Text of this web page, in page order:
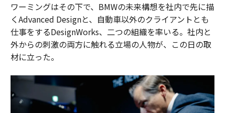
ワーミングはその下で、BMWの未来構想を社内で先に描
くAdvanced Designと、自動車以外のクライアントとも
仕事をするDesignWorks、二つの組織を率いる。社内と
外からの刺激の両方に触れる立場の人物が、この日の取
材に立った。